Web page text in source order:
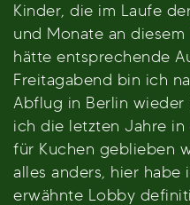
Kinder, die im Laufe
und Monate an
hätte entsprechende
Freitagabend bin ich
Abflug in Berlin wieder
ich die letzten Jahre in
für Kuchen geblieben
alles anders, hier habe
erwähnte Lobby